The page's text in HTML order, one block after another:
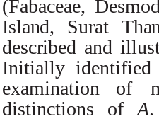
(Fabaceae,
Island,
Surat
described and
Initially identified
examination of
distinctions
of A.